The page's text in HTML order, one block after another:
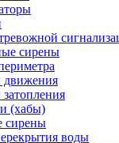
сирены
движения
(хабы)
сирены
воды